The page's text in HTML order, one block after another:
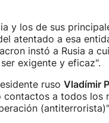
y los de sus
atentado a esa
instó a Rusia a
exigente y eficaz".
ruso Vladímir
a todos los